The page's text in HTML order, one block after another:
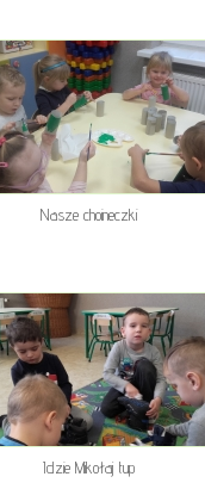
Nasze choineczki
Idzie Mikołaj tup